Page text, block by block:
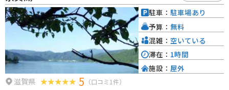
リングにも最適です。地元の名産品としては、近江牛や鮒寿司、丁子麩など
が有名です。道の駅内のレストランでは、近江牛を使った料理や、地元産の
食材を使った料理を楽しむことができます。お土産には、三姉妹にちなんだ
お菓子なども販売されています。
滋賀県 5 （口コミ1件）
駐車： 駐車場あり
予算： 無料
混雑： 空いている
滞在： 1時間
施設： 屋外